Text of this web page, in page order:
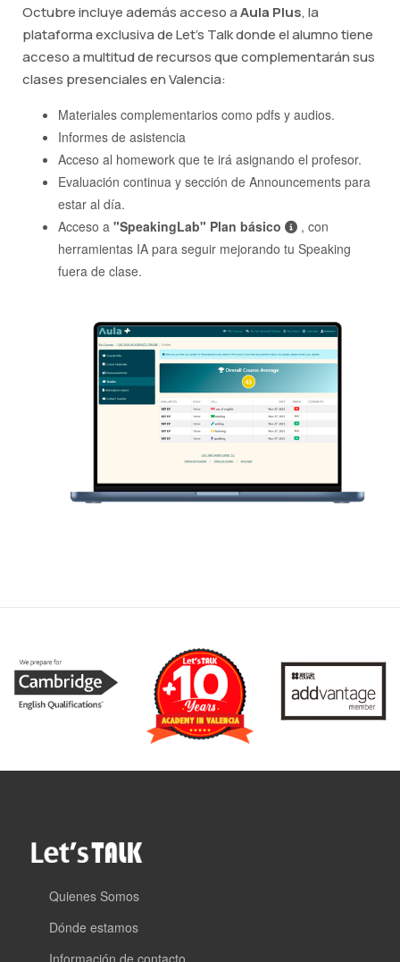
Octubre incluye además acceso aAula Plus, la
plataforma exclusiva de Let's Talk donde el alumno tiene
acceso a multitud de recursos que complementarán sus
clases presenciales en Valencia:
Materiales complementarios como pdfs y audios.
Informes de asistencia
Acceso al homework que te irá asignando el profesor.
Evaluación continua y sección de Announcements para
estar al día.
Acceso a "SpeakingLab" Plan básico
, con
herramientas IA para seguir mejorando tu Speaking
fuera de clase.
Quienes Somos
Dónde estamos
Información de contacto